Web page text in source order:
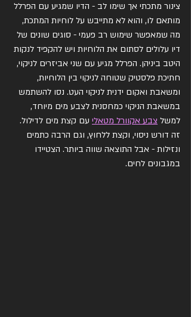
צינור מתכתי אך שימו לב - הדיו שמגיע עם הפרלל
מותאם לו, והוא לא מתייבש על לוחיות המתכת,
מה שמאפשר שימוש רב פעמי - סוגים שונים של
דיו עלולים לסתום את הלוחיות ויש להקפיד לנקות
היטב ביניהן. הפרלל מגיע עם שני אביזרים לניקוי,
חתיכת פלסטיק שטוחה לניקוי בין הלוחיות,
ומשאבת ואקום ידנית לניקוי העט. נסו להשתמש
במשאבת הניקוי כמחסנית לצבע מים מיוחד,
למשל צבע אקוורל מטאלי עם קצת מים לדילול.
זה דורש ניסוי, וקצת ללחוץ, וגם הרבה כתמים
ונזילות - אבל התוצאה שווה ביותר. הצטיידו
במגבונים לחים.